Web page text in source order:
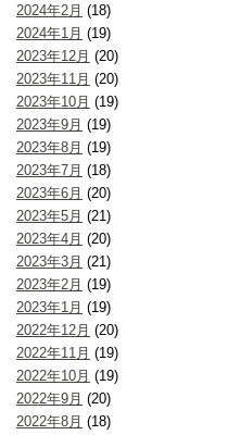
2024年2月 (18)
2024年1月 (19)
2023年12月 (20)
2023年11月 (20)
2023年10月 (19)
2023年9月 (19)
2023年8月 (19)
2023年7月 (18)
2023年6月 (20)
2023年5月 (21)
2023年4月 (20)
2023年3月 (21)
2023年2月 (19)
2023年1月 (19)
2022年12月 (20)
2022年11月 (19)
2022年10月 (19)
2022年9月 (20)
2022年8月 (18)